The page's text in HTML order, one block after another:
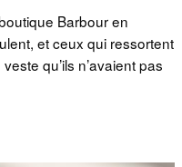
Barbour en
et ceux qui ressortent
qu’ils n’avaient pas